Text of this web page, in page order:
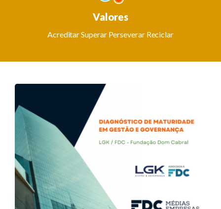
Valores
Acreditar Superar Perseverar Reciclar